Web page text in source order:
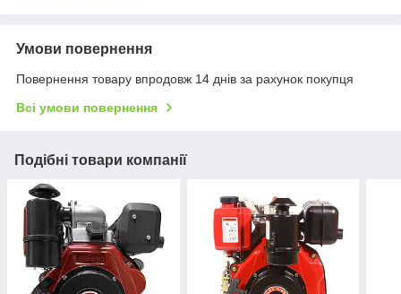
Умови повернення
Повернення товару впродовж 14 днів за рахунок покупця
Всі умови повернення
Подібні товари компанії